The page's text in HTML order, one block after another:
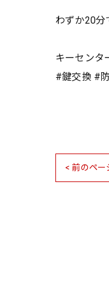
わずか20分
キーセンタ
#鍵交換 #
< 前のペー